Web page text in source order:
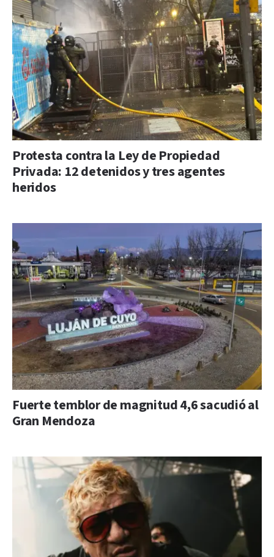
Protesta contra la Ley de Propiedad
Privada: 12 detenidos y tres agentes
heridos
Fuerte temblor de magnitud 4,6 sacudió al
Gran Mendoza